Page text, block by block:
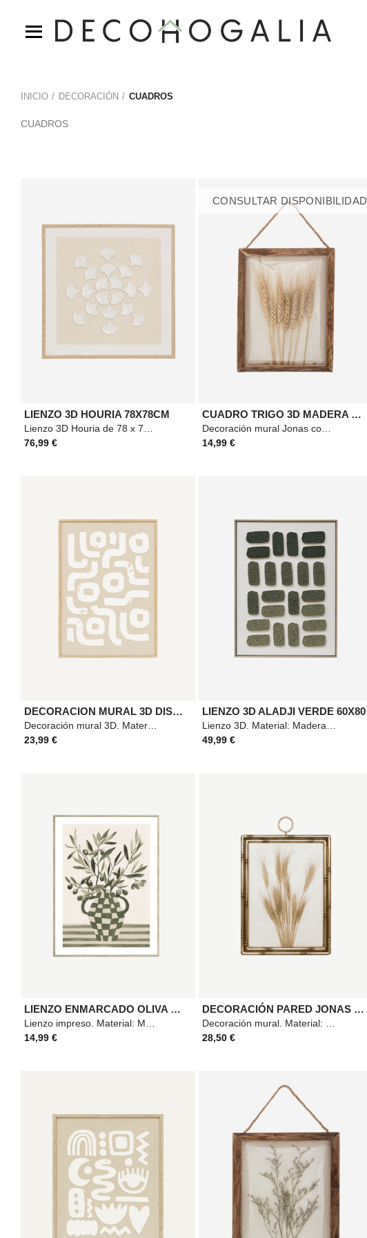
INICIO DECORACIÓN CUADROS
CUADROS
LIENZO 3D HOURIA 78X78CM
76,99 €
CONSULTAR DISPONIBILIDAD
CUADRO TRIGO 3D MADERA 20X25CM
Decoración mural Jonas con diseño de trigo en tonos marrones, de estilo natural y ligero, ideal
14,99 €
DECORACION MURAL 3D DISA 50X70
23,99 €
LIENZO 3D ALADJI VERDE 60X80
49,99 €
LIENZO ENMARCADO OLIVA CLAUDIA 45X60
14,99 €
DECORACIÓN PARED JONAS TRIGO 46X30
28,50 €